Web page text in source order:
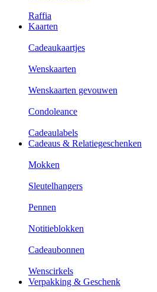
Raffia
Kaarten
Cadeaukaartjes
Wenskaarten
Wenskaarten gevouwen
Condoleance
Cadeaulabels
Cadeaus & Relatiegeschenken
Mokken
Sleutelhangers
Pennen
Notitieblokken
Cadeaubonnen
Wenscirkels
Verpakking & Geschenk